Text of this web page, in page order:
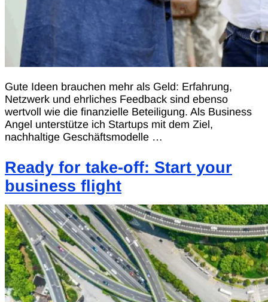
Gute Ideen brauchen mehr als Geld: Erfahrung,
Netzwerk und ehrliches Feedback sind ebenso
wertvoll wie die finanzielle Beteiligung. Als Business
Angel unterstütze ich Startups mit dem Ziel,
nachhaltige Geschäftsmodelle …
Ready for take-off: Start your
business flight